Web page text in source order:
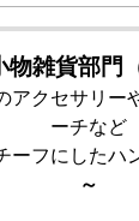
雑貨部門
アクセサリー
ーチなど
ーフにしたハ
～